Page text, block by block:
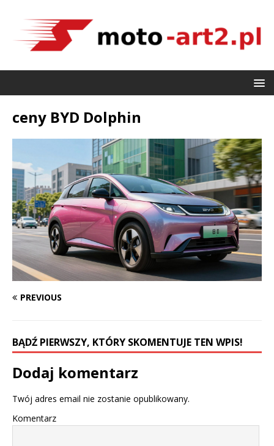
ceny BYD Dolphin
PREVIOUS
BĄDŹ PIERWSZY, KTÓRY SKOMENTUJE TEN WPIS!
Dodaj komentarz
Twój adres email nie zostanie opublikowany.
Komentarz